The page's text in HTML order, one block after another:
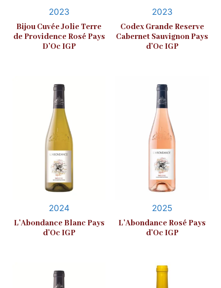
2023
Bijou Cuvée Jolie Terre
de Providence Rosé Pays
D’Oc IGP
2023
Codex Grande Reserve
Cabernet Sauvignon Pays
d’Oc IGP
2024
L’Abondance Blanc Pays
d’Oc IGP
2025
L’Abondance Rosé Pays
d’Oc IGP